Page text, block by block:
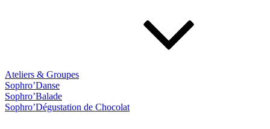
Ateliers & Groupes
Sophro’Danse
Sophro’Balade
Sophro’Dégustation de Chocolat